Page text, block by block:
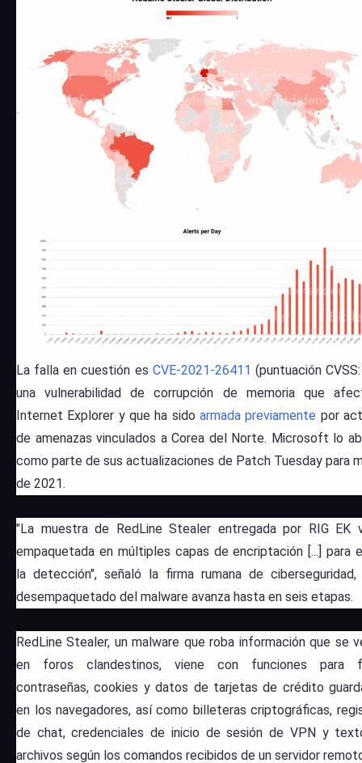
La falla en cuestión es CVE-2021-26411 (puntuación
una vulnerabilidad de corrupción de memoria que
Internet Explorer y que ha sido armadapreviamente por
de amenazas vinculados a Corea del Norte. Microsoft lo
como parte de sus actualizaciones de Patch Tuesday para
de 2021.
"La muestra de RedLine Stealer entregada por RIG EK
empaquetada en múltiples capas de encriptación [...] para
la detección", señaló la firma rumana de
desempaquetado del malware avanza hasta en seis etapas.
RedLine Stealer, un malware que roba información que se
en foros clandestinos, viene con funciones para
contraseñas, cookies y datos de tarjetas de crédito
en los navegadores, así como billeteras criptográficas,
de chat, credenciales de inicio de sesión de VPN y
archivos según los comandos recibidos de un servidor